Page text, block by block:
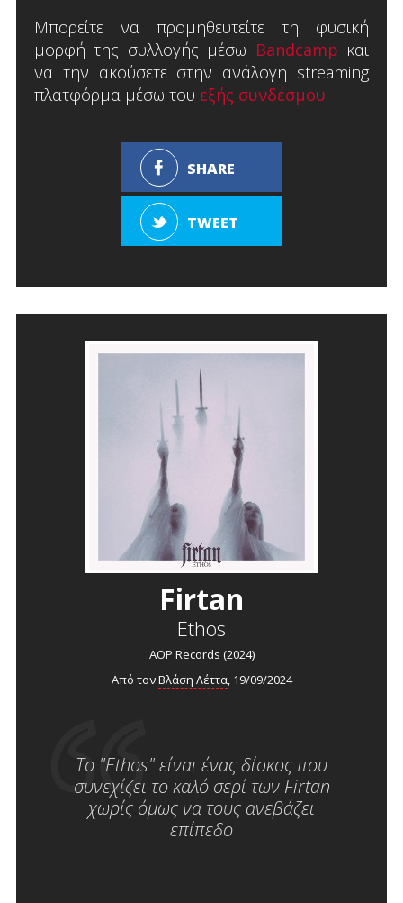
Μπορείτε να προμηθευτείτε τη φυσική
μορφή της συλλογής μέσω Bandcamp και
να την ακούσετε στην ανάλογη streaming
πλατφόρμα μέσω του εξής συνδέσμου.
SHARE
TWEET
Firtan
Ethos
AOP Records (2024)
Από τονΒλάση Λέττα, 19/09/2024
Το "Ethos" είναι ένας δίσκος που
συνεχίζει το καλό σερί των Firtan
χωρίς όμως να τους ανεβάζει
επίπεδο